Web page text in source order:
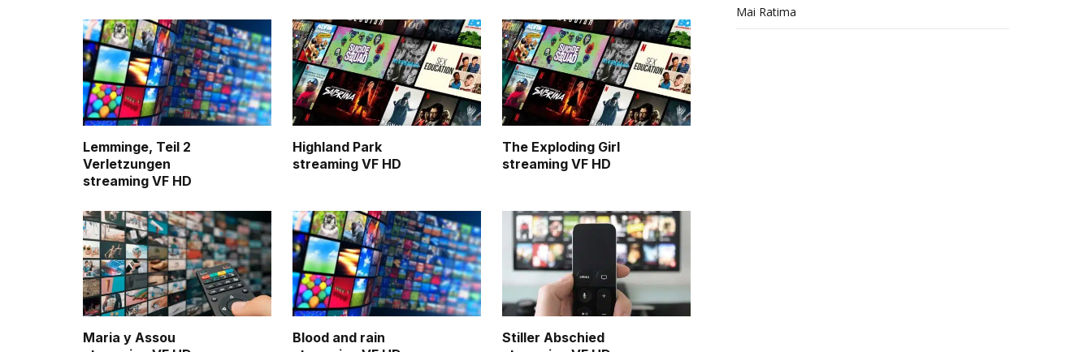
Lemminge, Teil 2
Verletzungen
streaming VF HD
Highland Park
streaming VF HD
The Exploding Girl
streaming VF HD
Maria y Assou
Blood and rain
Stiller Abschied
Mai Ratima